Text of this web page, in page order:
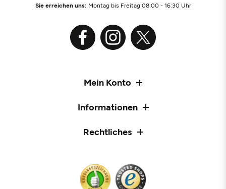
Sie erreichen uns: Montag bis Freitag 08:00 - 16:30 Uhr
Mein Konto
Informationen
Rechtliches